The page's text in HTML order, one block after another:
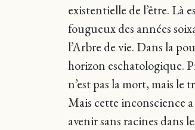
existentielle de l’être. Là
fougueux des années
l’Arbre de vie. Dans la
horizon eschatologique.
n’est pas la mort, mais
Mais cette inconscience
avenir sans racines dans